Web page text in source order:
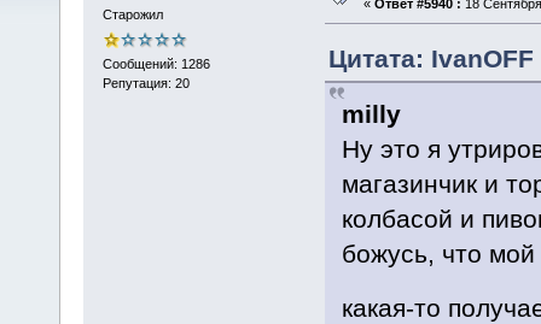
Старожил
Сообщений: 1286
Репутация: 20
« Ответ #5940 : 18
Цитата:
milly
Ну это я
магазинчик и
колбасой и
божусь, что
какая-то